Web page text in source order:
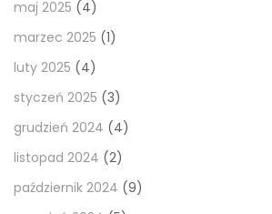
maj 2025 (4)
marzec 2025 (1)
luty 2025 (4)
styczeń 2025 (3)
grudzień 2024 (4)
listopad 2024 (2)
październik 2024 (9)